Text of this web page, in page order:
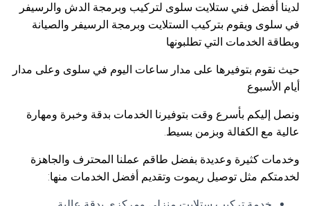
لدينا أفضل فني ستلايت سلوى لتركيب وبرمجة الدش والرسيفر
في سلوى ويقوم بتركيب الستلايت وبرمجة الرسيفر والصيانة
وبطاقة الخدمات التي تطلبونها
حيث نقوم بتوفيرها على مدار ساعات اليوم في سلوى وعلى مدار
أيام الأسبوع
ونصل إليكم بأسرع وقت بتوفيرنا الخدمات بدقة وخبرة ومهارة
عالية مع الكفالة وبزمن بسيط.
وخدمات كثيرة وعديدة بفضل طاقم عملنا المحترف والجاهزة
لخدمتكم مثل توصيل ريموت وتقديم أفضل الخدمات منها: